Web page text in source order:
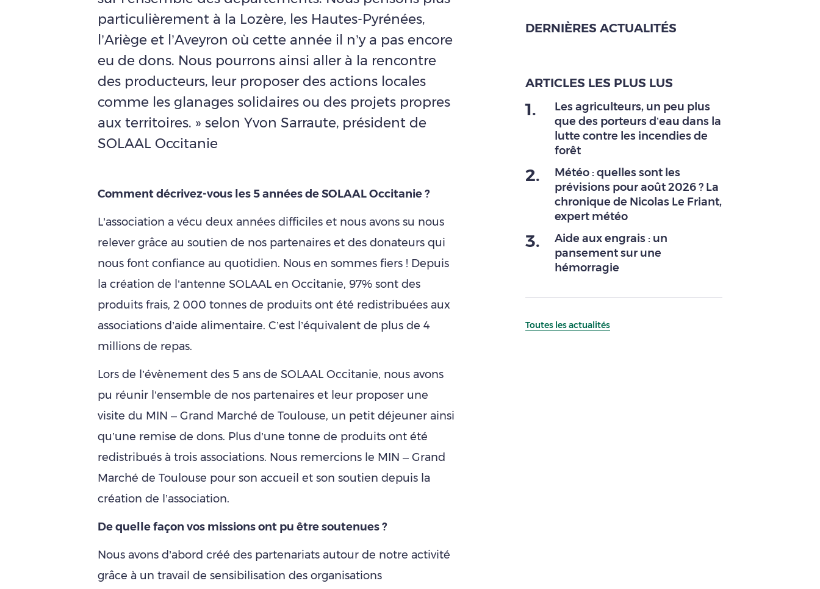
particulièrement à la Lozère, les Hautes-Pyrénées,
l’Ariège et l’Aveyron où cette année il n’y a pas encore
eu de dons. Nous pourrons ainsi aller à la rencontre
des producteurs, leur proposer des actions locales
comme les glanages solidaires ou des projets propres
aux territoires. » selon Yvon Sarraute, président de
SOLAAL Occitanie
Comment décrivez-vous les 5 années de SOLAAL Occitanie ?
L’association a vécu deux années difficiles et nous avons su nous
relever grâce au soutien de nos partenaires et des donateurs qui
nous font confiance au quotidien. Nous en sommes fiers ! Depuis
la création de l’antenne SOLAAL en Occitanie, 97% sont des
produits frais, 2 000 tonnes de produits ont été redistribuées aux
associations d’aide alimentaire. C’est l’équivalent de plus de 4
millions de repas.
Lors de l’évènement des 5 ans de SOLAAL Occitanie, nous avons
pu réunir l’ensemble de nos partenaires et leur proposer une
visite du MIN – Grand Marché de Toulouse, un petit déjeuner ainsi
qu’une remise de dons. Plus d’une tonne de produits ont été
redistribués à trois associations. Nous remercions le MIN – Grand
Marché de Toulouse pour son accueil et son soutien depuis la
création de l’association.
De quelle façon vos missions ont pu être soutenues ?
Nous avons d’abord créé des partenariats autour de notre activité
grâce à un travail de sensibilisation des organisations
DERNIÈRES ACTUALITÉS
ARTICLES LES PLUS LUS
1.
Les agriculteurs, un peu plus
que des porteurs d’eau dans la
lutte contre les incendies de
forêt
2.
Météo : quelles sont les
prévisions pour août 2026 ? La
chronique de Nicolas Le Friant,
expert météo
3.
Aide aux engrais : un
pansement sur une
hémorragie
Toutes les actualités